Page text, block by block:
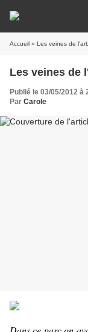
Accueil » Les veines de
Les veines de
Publié le 03/05/2012 à
Par Carole